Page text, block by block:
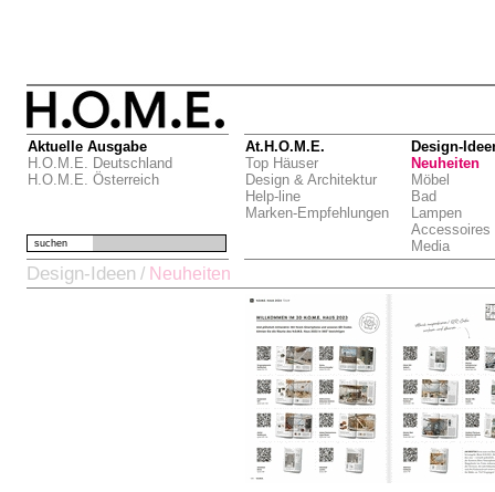
Aktuelle Ausgabe
H.O.M.E. Deutschland
H.O.M.E. Österreich
At.H.O.M.E.
Top Häuser
Design & Architektur
Help-line
Marken-Empfehlungen
Design-
Neuheiten
Möbel
Bad
Lampen
Accessoires
Media
suchen
Design-Ideen / Neuheiten